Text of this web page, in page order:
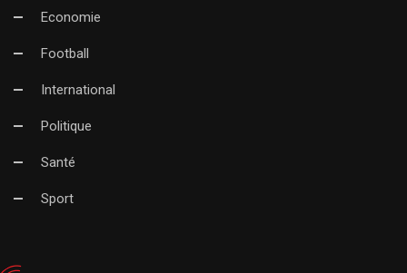
Economie
Football
International
Politique
Santé
Sport